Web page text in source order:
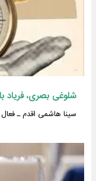
شلوغی بصری،
سینا هاشمی اقدم ـ